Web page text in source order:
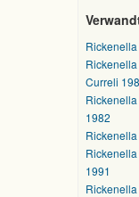
Curreli
1982
1991